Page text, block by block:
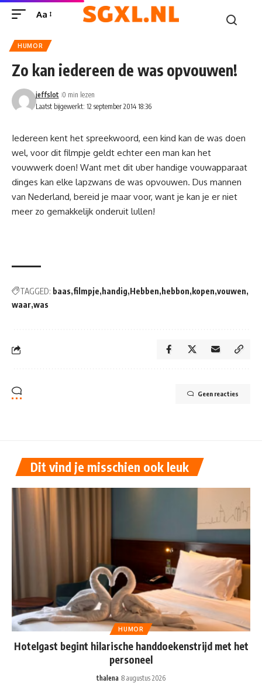
Aa
HUMOR
Zo kan iedereen de was opvouwen!
Laatst bijgewerkt: 12 september 2014 18:36
jeffslot 0 min lezen
Iedereen kent het spreekwoord, een kind kan de was doen
wel, voor dit filmpje geldt echter een man kan het
vouwwerk doen! Want met dit uber handige vouwapparaat
dinges kan elke lapzwans de was opvouwen. Dus mannen
van Nederland, bereid je maar voor, want je kan je er niet
meer zo gemakkelijk onderuit lullen!
TAGGED: baas filmpje handig Hebben hebbon kopen vouwen
waar was
Geen reacties
Dit vind je misschien ook leuk
HUMOR
Hotelgast begint hilarische handdoekenstrijd met het
personeel
thalena 8 augustus 2026